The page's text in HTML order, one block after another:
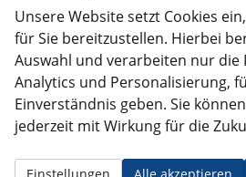
Umgebungsbeleuchtung mit
den Außenspiegeln
Wärmedämmende Scheiben an
Zierleisten um die Seitenfenster
Räder & Technik
17" Leichtmetallfelgen "Venezia"
Unsere Website setzt Cookies
für Sie bereitzustellen. Hierbei
Auswahl und verarbeiten nur die
Analytics und Personalisierung,
Einverständnis geben. Sie
jederzeit mit Wirkung für die
Alle akzeptieren
Einstellungen